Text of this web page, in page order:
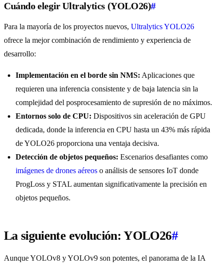
Cuándo elegir Ultralytics (YOLO26)#
Para la mayoría de los proyectos nuevos, Ultralytics YOLO26
ofrece la mejor combinación de rendimiento y experiencia de
desarrollo:
Implementación en el borde sin NMS: Aplicaciones que
requieren una inferencia consistente y de baja latencia sin la
complejidad del posprocesamiento de supresión de no máximos.
Entornos solo de CPU: Dispositivos sin aceleración de GPU
dedicada, donde la inferencia en CPU hasta un 43% más rápida
de YOLO26 proporciona una ventaja decisiva.
Detección de objetos pequeños: Escenarios desafiantes como
imágenes de drones aéreos o análisis de sensores IoT donde
ProgLoss y STAL aumentan significativamente la precisión en
objetos pequeños.
La siguiente evolución: YOLO26#
Aunque YOLOv8 y YOLOv9 son potentes, el panorama de la IA